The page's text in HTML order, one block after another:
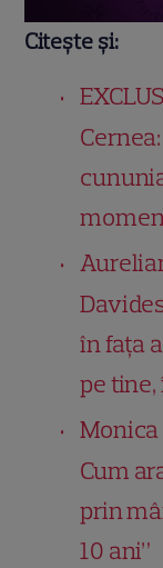
Citește și:
în fața
pe tine,
Cum
prin
10 ani”